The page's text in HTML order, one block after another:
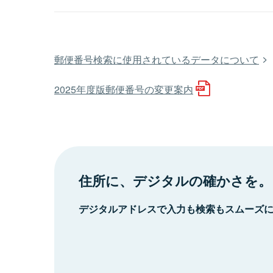
郵便番号検索に使用されているデータについて
2025年度版郵便番号の変更案内
住所に、デジタルの確かさを。
デジタルアドレスで入力も検索もスムーズ